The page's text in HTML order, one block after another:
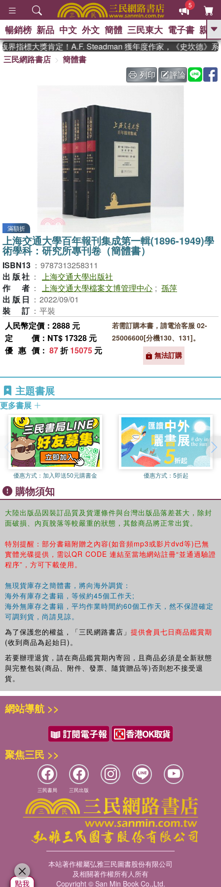
5
GO
、 如果歷史是一群喵 、 暑期
國際布克獎 臺灣漫遊錄 、 方
暢銷榜 新品 中文 外文 簡體 三民東大 電子書 親子
指標大獎肯定！A.F. Steadman 獲年度作家，《史坎德》系
三民網路書店
簡體書
列印
評論
滿額折
上海交通大學百年報刊集成第一輯(1896-1949)學
術學科：研究所專刊卷（簡體書）
ISBN13 ： 9787313258311
出版社 ： 上海交通大學出版社
作者 ： 上海交通大學檔案文博管理中心 ; 孫萍
出版日 ： 2022/09/01
裝訂 ： 平裝
人民幣定價：2888 元
定價 ：NT$ 17328 元
優惠價 ： 87折15075 元
若需訂購本書，請電洽客服 02-
25006600[分機130、131]。
無法訂購
主題書展
更多書展
優惠方式： 加入即送50元購書金 優惠方式： 5折起
購物須知
大陸出版品因裝訂品質及貨運條件與台灣出版品落差甚大，除封
面破損、內頁脫落等較嚴重的狀態，其餘商品將正常出貨。
特別提醒：部分書籍附贈之內容(如音頻mp3或影片dvd等)已無
實體光碟提供，需以QR CODE 連結至當地網站註冊“並通過驗證
程序”，方可下載使用。
無現貨庫存之簡體書，將向海外調貨：
海外有庫存之書籍，等候約45個工作天;
海外無庫存之書籍，平均作業時間約60個工作天，然不保證確定
可調到貨，尚請見諒。
為了保護您的權益，「三民網路書店」 提供會員七日商品鑑賞期
(收到商品為起始日)。
若要辦理退貨，請在商品鑑賞期內寄回，且商品必須是全新狀態
與完整包裝(商品、附件、發票、隨貨贈品等)否則恕不接受退
貨。
網站導航 >>
聚焦三民 >>
三民書局 三民出版
本站著作權屬弘雅三民圖書股份有限公司
及相關著作權所有人所有
Copyright © San Min Book Co.,Ltd.